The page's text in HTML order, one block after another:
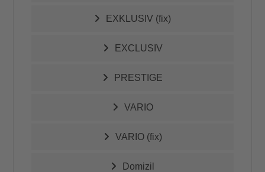
EXKLUSIV (fix)
EXCLUSIV
PRESTIGE
VARIO
VARIO (fix)
Domizil